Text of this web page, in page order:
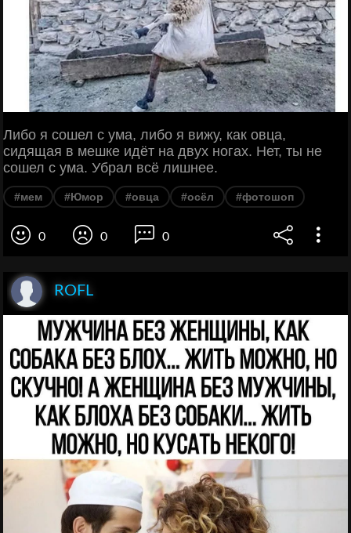
Либо я сошел с ума, либо я вижу, как овца,
сидящая в мешке идёт на двух ногах. Нет, ты не
сошел с ума. Убрал всё лишнее.
#мем #Юмор #овца #осёл #фотошоп
0 0 0
ROFL